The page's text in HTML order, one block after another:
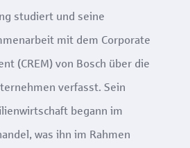
studiert und seine
mit dem Corporate
(CREM) von Bosch über die
verfasst. Sein
begann im
was ihn im Rahmen